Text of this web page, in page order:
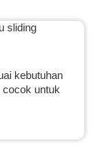
kebutuhan
cocok untuk